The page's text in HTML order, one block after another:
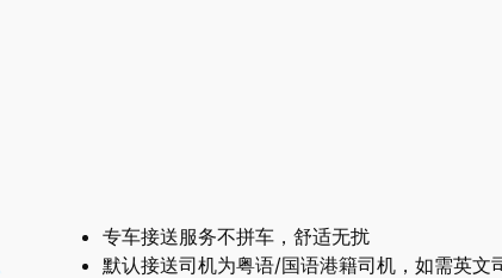
专车接送服务不拼车，舒适无扰
默认接送司机为粤语/国语港籍司机，如需英文